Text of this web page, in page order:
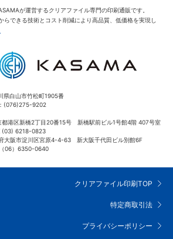
が運営するクリアファイル専門の印刷通販です。
らできる技術とコスト削減により高品質、低価格を実現し
白山市竹松町1905番
(076)275-9202
区新橋2丁目20番15号 新橋駅前ビル1号館4階 407号室
6218-0823
阪市淀川区宮原4-4-63 新大阪千代田ビル別館6F
06）6350-0640
クリアファイル印刷TOP
特定商取引法
プライバシーポリシー